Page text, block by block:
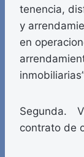
tenencia,
y
en
Segunda.
contrato de